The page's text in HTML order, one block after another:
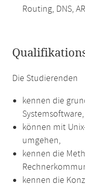
Routing, DNS,
Die Studierenden
kennen die
Systemsoftware,
können mit
umgehen,
kennen die
kennen die